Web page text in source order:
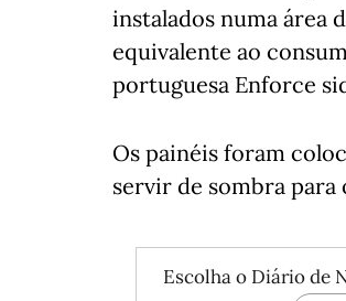
instalados numa área
equivalente ao
portuguesa Enforce
Os painéis foram
servir de sombra para
Escolha o Diário de